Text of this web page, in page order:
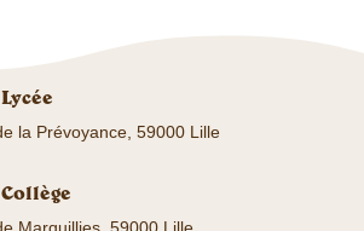
la Prévoyance, 59000 Lille